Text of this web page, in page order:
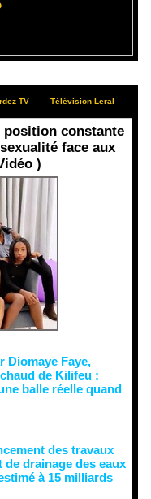
TV Télévision Leral
position constante
face aux
)
Diomaye Faye,
de Kilifeu :
balle réelle quand
des travaux
de drainage des eaux
à 15 milliards